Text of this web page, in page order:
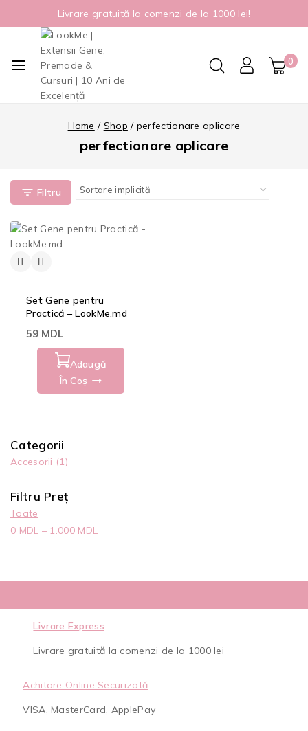
Livrare gratuită la comenzi de la 1000 lei!
0
Home / Shop / perfectionare aplicare
perfectionare aplicare
Filtru
Set Gene pentru
Practică – LookMe.md
59 MDL
Adaugă
În Coș
Categorii
Accesorii (1)
Filtru Preț
Toate
0 MDL – 1.000 MDL
Livrare Express
Livrare gratuită la comenzi de la 1000 lei
Achitare Online Securizată
VISA, MasterCard, ApplePay